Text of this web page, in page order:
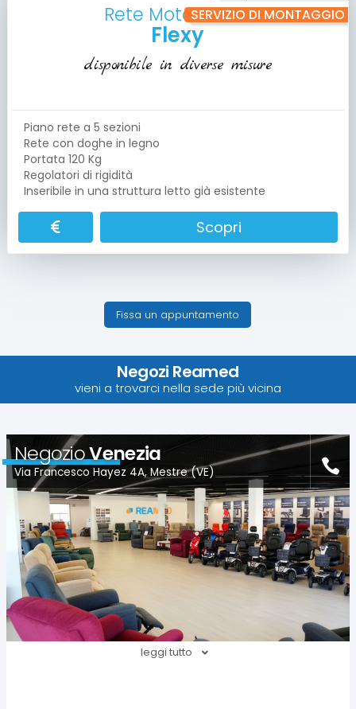
SERVIZIO DI MONTAGGIO
Rete Motorizzata
Flexy
disponibile in diverse misure
Piano rete a 5 sezioni
Rete con doghe in legno
Portata 120 Kg
Regolatori di rigidità
Inseribile in una struttura letto già esistente
Scopri
Fissa un appuntamento
Negozi Reamed
vieni a trovarci nella sede più vicina
NegozioVenezia
Via Francesco Hayez 4A, Mestre (VE)
leggi tutto